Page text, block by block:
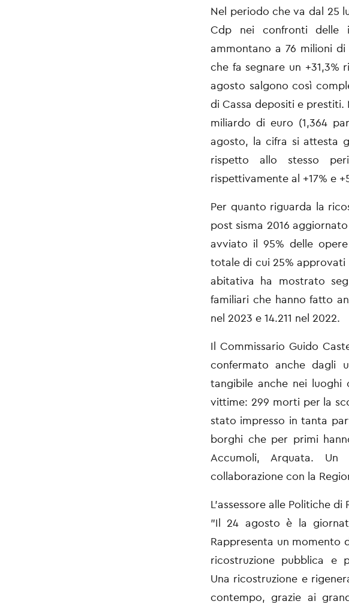
Nel periodo che va dal 25
Cdp nei confronti delle
ammontanoa 76 milioni
che fa segnare un +31,3%
agosto salgono così
di Cassa depositi e
miliardo di euro (1,364
agosto, la cifra si attesta
rispetto allo stesso
rispettivamente al +17% e
Per quanto riguarda la
post sisma 2016 aggiornato
avviato il 95% delle
totale di cui 25% approvati
abitativa ha mostrato
familiari che hanno fatto
nel 2023 e 14.211 nel 2022.
Il Commissario Guido
confermato anche dagli
tangibile anche nei
vittime: 299 morti per la
stato impresso intanta
borghi che per primi
Accumoli, Arquata.
collaborazione con la
L’assessore alle Politiche
"Il 24 agosto è la
Rappresenta un momento
ricostruzione pubblica e
Una ricostruzione e
contempo, grazie ai